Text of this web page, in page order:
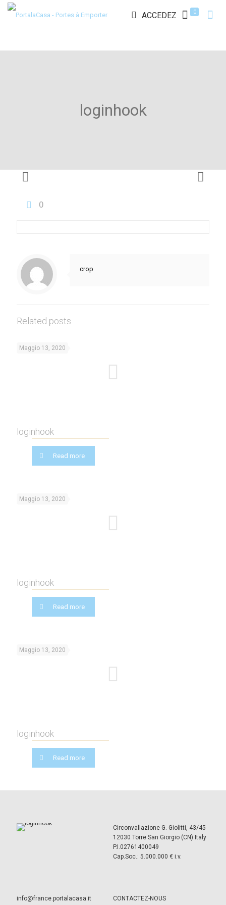
ACCEDEZ 0
loginhook
0
crop
Related posts
Maggio 13, 2020
loginhook
Read more
Maggio 13, 2020
loginhook
Read more
Maggio 13, 2020
loginhook
Read more
Circonvallazione G. Giolitti, 43/45
12030 Torre San Giorgio (CN) Italy
P.I.02761400049
Cap.Soc.: 5.000.000 € i.v.
info@france.portalacasa.it
CONTACTEZ-NOUS